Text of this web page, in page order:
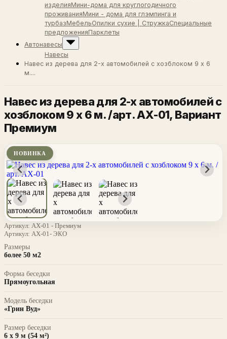
изделияМини-дома для круглогодичного
проживанияМини - дома для глэмпинга и
турбазМебельОпилки сухие | СтружкаСпециальные
предложенияПарклеты
Автонавесы
Навесы
Навес из дерева для 2-х автомобилей с хозблоком 9 х 6
м....
Навес из дерева для 2-х автомобилей с
хозблоком 9 х 6 м. /арт. АХ-01, Вариант
Премиум
НОВИНКА
Артикул: АХ-01 - Премиум
Артикул: АХ-01- ЭКО
Размеры
более 50 м2
Форма беседки
Прямоугольная
Модель беседки
«Грин Вуд»
Размер беседки
6 х 9 м (54 м²)